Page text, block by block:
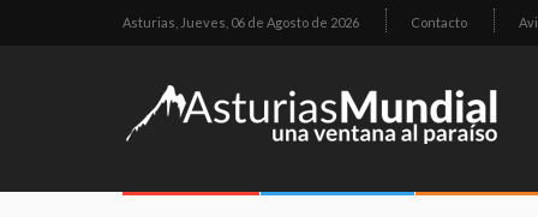
Asturias, Jueves, 06 de Agosto de 2026 Contacto